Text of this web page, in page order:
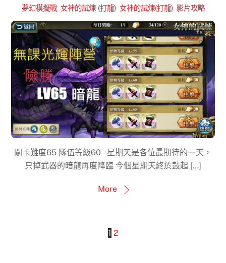
夢幻模擬戰, 女神的試煉 (打龍), 女神的試煉(打龍), 影片攻略
關卡難度65 隊伍等級60 星期天是各位最期待的一天，
只掉武器的暗龍再度降臨 今個星期天終於鼓起 […]
More
1 2